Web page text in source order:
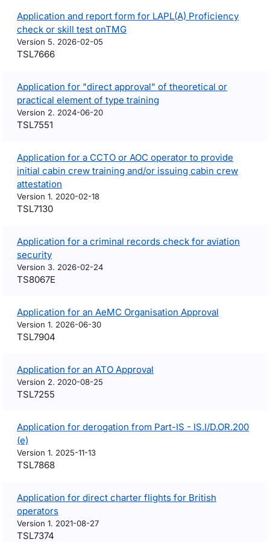
Application and report form for LAPL(A) Proficiency
check or skill test onTMG
Version 5. 2026-02-05
TSL7666
Application for "direct approval" of theoretical or
practical element of type training
Version 2. 2024-06-20
TSL7551
Application for a CCTO or AOC operator to provide
initial cabin crew training and/or issuing cabin crew
attestation
Version 1. 2020-02-18
TSL7130
Application for a criminal records check for aviation
security
Version 3. 2026-02-24
TS8067E
Application for an AeMC Organisation Approval
Version 1. 2026-06-30
TSL7904
Application for an ATO Approval
Version 2. 2020-08-25
TSL7255
Application for derogation from Part-IS - IS.I/D.OR.200
(e)
Version 1. 2025-11-13
TSL7868
Application for direct charter flights for British
operators
Version 1. 2021-08-27
TSL7374